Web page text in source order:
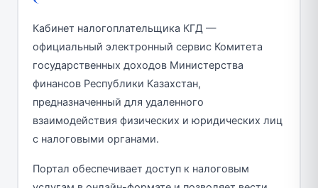
Кабинет налогоплательщика КГД —
официальный электронный сервис Комитета
государственных доходов Министерства
финансов Республики Казахстан,
предназначенный для удаленного
взаимодействия физических и юридических лиц
с налоговыми органами.
Портал обеспечивает доступ к налоговым